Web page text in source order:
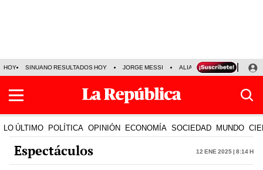
HOY SINUANO RESULTADOS HOY JORGE MESSI ALIANZA LIMA VS SPORT
LO ÚLTIMO POLÍTICA OPINIÓN ECONOMÍA SOCIEDAD MUNDO
Espectáculos 12 Ene 2025 | 8:14 h